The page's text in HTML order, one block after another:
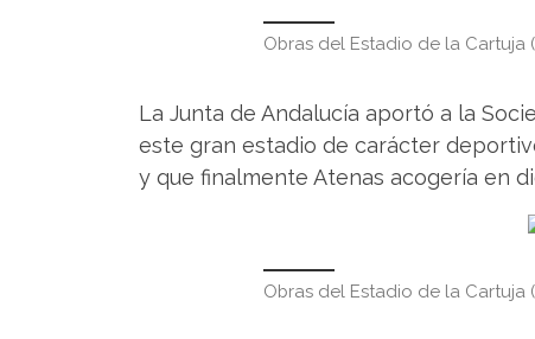
Obras del Estadio de la Cartuja
La Junta de Andalucía aportó a la
este gran estadio de carácter
y que finalmente Atenas acogería en
Obras del Estadio de la Cartuja